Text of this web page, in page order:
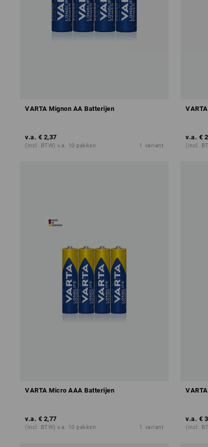
VARTA Mignon AA Batterijen
v.a. € 2,37
(incl. BTW) v.a. 10 pakken 1 variant
v.a. €
(incl.
VARTA Micro AAA Batterijen
v.a. € 2,77
(incl. BTW) v.a. 10 pakken 1 variant
v.a. €
(incl.